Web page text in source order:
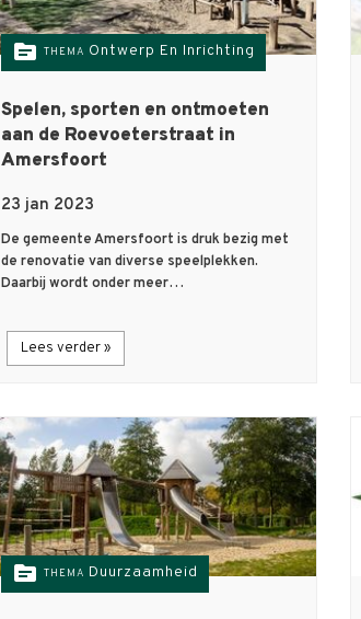
topic THEMA Ontwerp En Inrichting
Spelen, sporten en ontmoeten
aan de Roevoeterstraat in
Amersfoort
23 jan 2023
De gemeente Amersfoort is druk bezig met
de renovatie van diverse speelplekken.
Daarbij wordt onder meer…
Lees verder »
topic THEMA Duurzaamheid